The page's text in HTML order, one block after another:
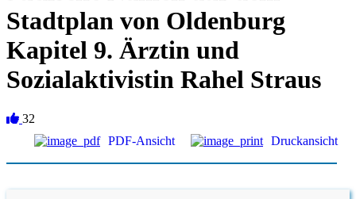
Stadtplan von Oldenburg
Kapitel 9. Ärztin und
Sozialaktivistin Rahel Straus
32
PDF-Ansicht
Druckansicht